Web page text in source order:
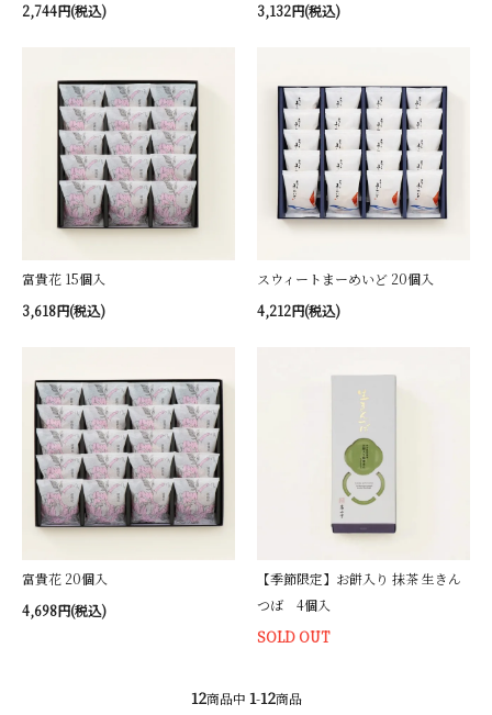
2,744円(税込)
3,132円(税込)
富貴花 15個入
3,618円(税込)
スウィートまーめいど 20個入
4,212円(税込)
富貴花 20個入
4,698円(税込)
【季節限定】お餅入り 抹茶 生きん
つば 4個入
SOLD OUT
12商品中 1-12商品